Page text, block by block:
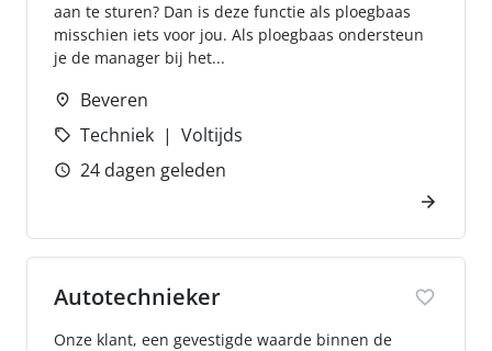
aan te sturen? Dan is deze functie als ploegbaas
misschien iets voor jou. Als ploegbaas ondersteun
je de manager bij het...
Beveren
Techniek
Voltijds
24 dagen geleden
Autotechnieker
Onze klant, een gevestigde waarde binnen de